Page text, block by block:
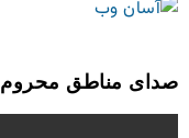
صدای مناطق محروم